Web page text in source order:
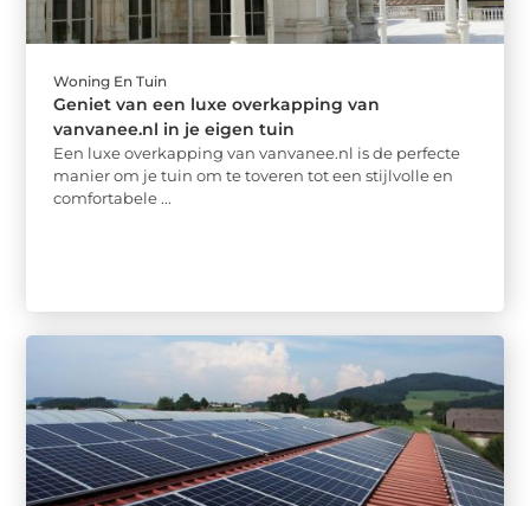
Woning En Tuin
Geniet van een luxe overkapping van
vanvanee.nl in je eigen tuin
Een luxe overkapping van vanvanee.nl is de perfecte
manier om je tuin om te toveren tot een stijlvolle en
comfortabele ...